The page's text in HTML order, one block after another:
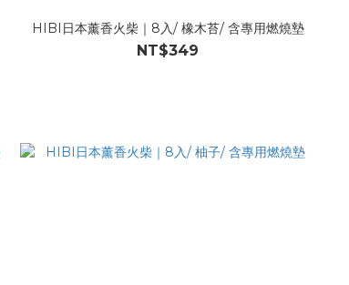
HIBI日本薰香火柴｜8入/ 橡木苔/ 含專用燃燒墊
NT$349